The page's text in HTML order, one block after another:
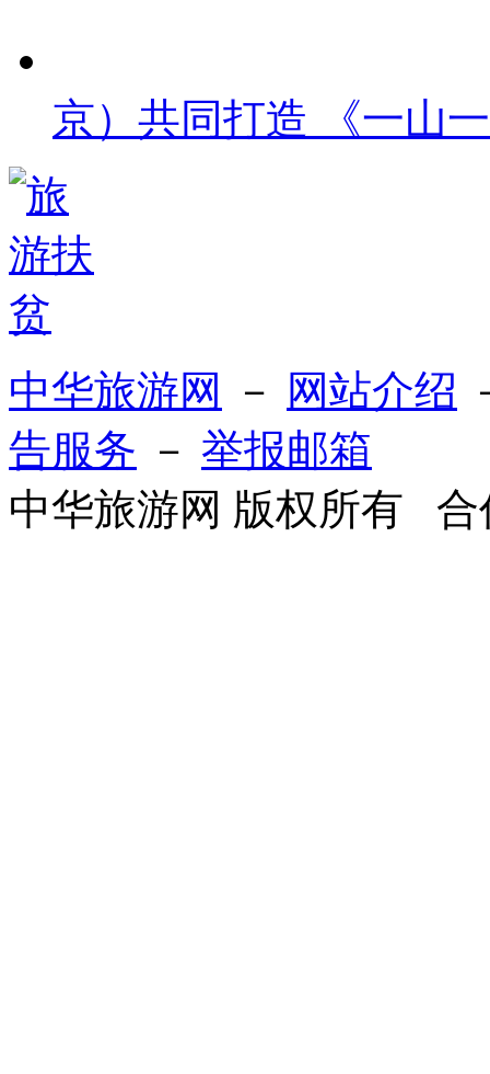
京）共同打造 《一山
中华旅游网 － 网站介绍
告服务 － 举报邮箱
中华旅游网 版权所有 合